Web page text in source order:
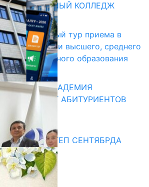
КОЛЛЕДЖ
первый тур приема в
организации высшего, среднего
образования
АКАДЕМИЯ
ПРИГЛАШАЕТ АБИТУРИЕНТОВ
МЕКТЕП СЕНТЯБРДА
БЕРИЛЕТ
сөзү